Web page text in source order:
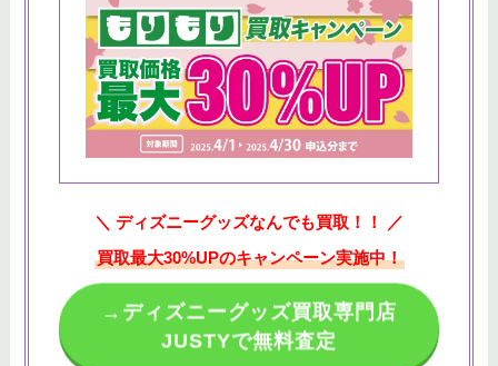
＼ ディズニーグッズなんでも買取！！ ／
買取最大30%UPのキャンペーン実施中！
→ディズニーグッズ買取専門店
JUSTYで無料査定